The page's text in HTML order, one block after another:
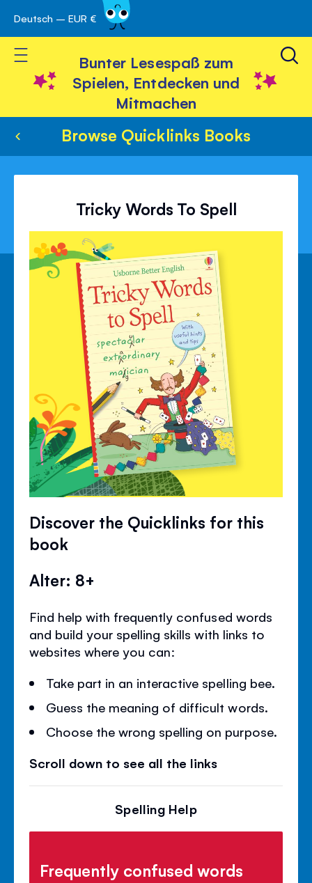
Skip
to
Content
Deutsch – EUR €
Toggle Nav
Bunter Lesespaß zum
Spielen, Entdecken und
Mitmachen
Browse Quicklinks Books
Tricky Words To Spell
Discover the Quicklinks for this
book
Alter: 8+
Find help with frequently confused words
and build your spelling skills with links to
websites where you can:
Take part in an interactive spelling bee.
Guess the meaning of difficult words.
Choose the wrong spelling on purpose.
Scroll down to see all the links
Spelling Help
Frequently confused words